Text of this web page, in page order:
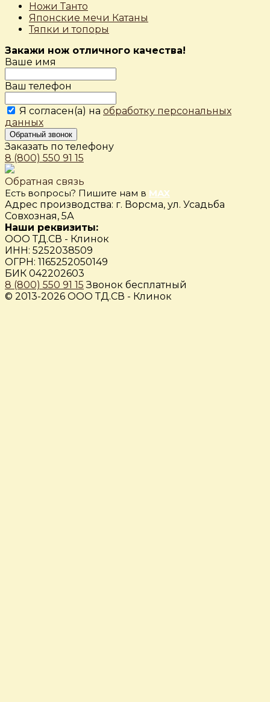
Ножи Танто
Японские мечи Катаны
Тяпки и топоры
Закажи нож отличного качества!
Ваше имя
Ваш телефон
Я согласен(а) на обработку персональных
данных
Обратный звонок
Заказать по телефону
8 (800) 550 91 15
Обратная связь
Есть вопросы? Пишите нам в MAX
Адрес производства: г. Ворсма, ул. Усадьба
Совхозная, 5А
Наши реквизиты:
ООО ТД.СВ - Клинок
ИНН: 5252038509
ОГРН: 1165252050149
БИК 042202603
8 (800) 550 91 15 Звонок бесплатный
© 2013-2026 ООО ТД.СВ - Клинок